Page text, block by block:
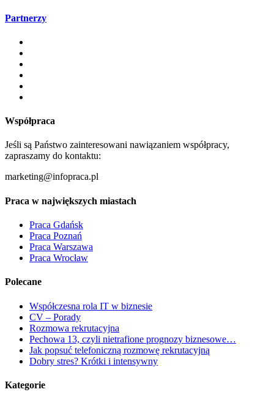
Partnerzy
Współpraca
Jeśli są Państwo zainteresowani nawiązaniem współpracy,
zapraszamy do kontaktu:
marketing@infopraca.pl
Praca w największych miastach
Praca Gdańsk
Praca Poznań
Praca Warszawa
Praca Wrocław
Polecane
Współczesna rola IT w biznesie
CV – Porady
Rozmowa rekrutacyjna
Pechowa 13, czyli nietrafione prognozy biznesowe…
Jak popsuć telefoniczną rozmowę rekrutacyjną
Dobry stres? Krótki i intensywny
Kategorie